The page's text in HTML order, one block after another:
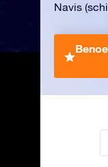
Navis